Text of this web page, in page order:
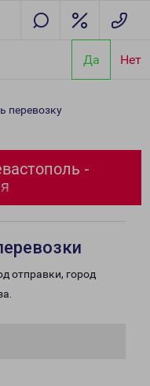
Да Нет
перевозку
-
отправки, город